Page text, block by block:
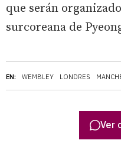
EN: WEMBLEY LONDRES
que serán
surcoreana de
Ver